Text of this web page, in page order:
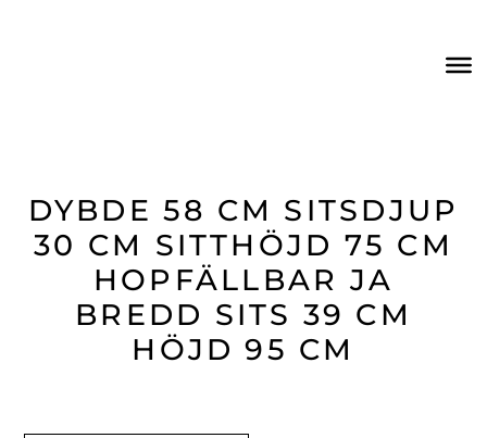
DYBDE 58 CM SITSDJUP
30 CM SITTHÖJD 75 CM
HOPFÄLLBAR JA
BREDD SITS 39 CM
HÖJD 95 CM